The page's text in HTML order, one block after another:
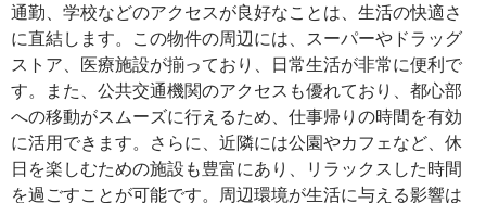
通勤、学校などのアクセスが良好なことは、生活の快適さ
に直結します。この物件の周辺には、スーパーやドラッグ
ストア、医療施設が揃っており、日常生活が非常に便利で
す。また、公共交通機関のアクセスも優れており、都心部
への移動がスムーズに行えるため、仕事帰りの時間を有効
に活用できます。さらに、近隣には公園やカフェなど、休
日を楽しむための施設も豊富にあり、リラックスした時間
を過ごすことが可能です。周辺環境が生活に与える影響は